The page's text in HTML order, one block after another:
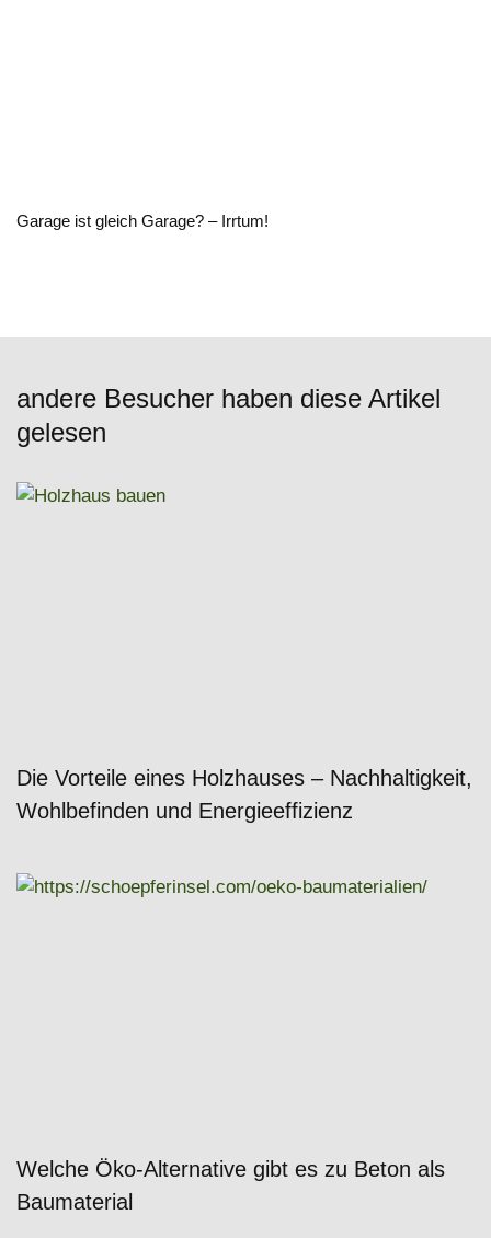
Garage ist gleich Garage? – Irrtum!
andere Besucher haben diese Artikel
gelesen
Die Vorteile eines Holzhauses – Nachhaltigkeit,
Wohlbefinden und Energieeffizienz
Welche Öko-Alternative gibt es zu Beton als
Baumaterial